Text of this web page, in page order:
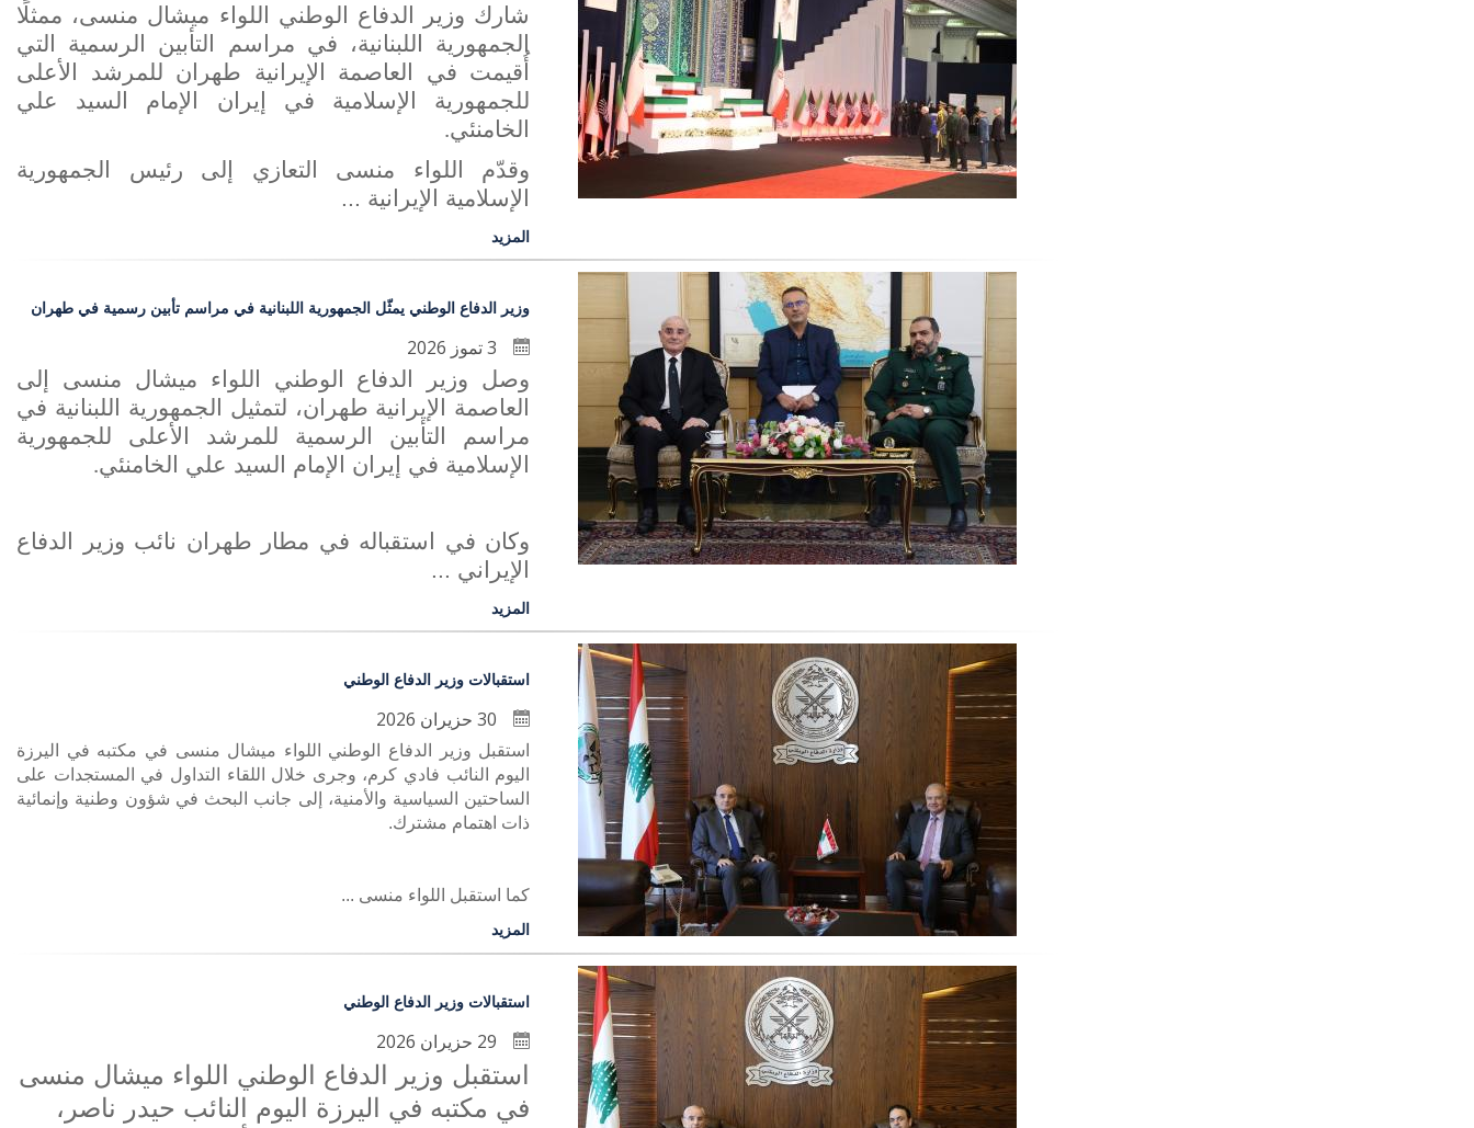
شارك وزير الدفاع الوطني اللواء ميشال منسى، ممثلًا
الجمهورية اللبنانية، في مراسم التأبين الرسمية التي
أُقيمت في العاصمة الإيرانية طهران للمرشد الأعلى
للجمهورية الإسلامية في إيران الإمام السيد علي
الخامنئي.
وقدّم اللواء منسى التعازي إلى رئيس الجمهورية
الإسلامية الإيرانية ...
المزيد
وزير الدفاع الوطني يمثّل الجمهورية اللبنانية في مراسم تأبين رسمية في طهران
وصل وزير الدفاع الوطني اللواء ميشال منسى إلى
العاصمة الإيرانية طهران، لتمثيل الجمهورية اللبنانية في
مراسم التأبين الرسمية للمرشد الأعلى للجمهورية
الإسلامية في إيران الإمام السيد علي الخامنئي.
وكان في استقباله في مطار طهران نائب وزير الدفاع
الإيراني ...
المزيد
استقبالات وزير الدفاع الوطني
استقبل وزير الدفاع الوطني اللواء ميشال منسى في مكتبه في اليرزة
اليوم النائب فادي كرم، وجرى خلال اللقاء التداول في المستجدات على
الساحتين السياسية والأمنية، إلى جانب البحث في شؤون وطنية وإنمائية
ذات اهتمام مشترك.
كما استقبل اللواء منسى ...
المزيد
استقبالات وزير الدفاع الوطني
استقبل وزير الدفاع الوطني اللواء ميشال منسى
في مكتبه في اليرزة اليوم النائب حيدر ناصر،